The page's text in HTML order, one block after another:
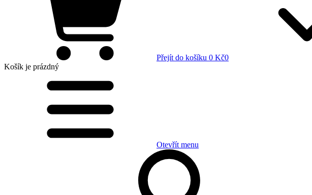
Přejít do košíku 0 Kč0
Košík je prázdný
Otevřít menu